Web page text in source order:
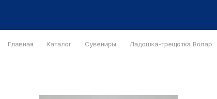
Главная Каталог Сувениры Ладошка-трещотка Волар